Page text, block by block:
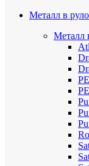
Металл в
Металл